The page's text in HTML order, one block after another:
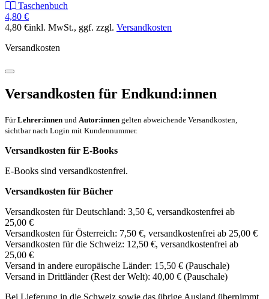
Taschenbuch
4,80 €
4,80 €inkl. MwSt., ggf. zzgl. Versandkosten
Versandkosten
Versandkosten für Endkund:innen
FürLehrer:innen und Autor:innen gelten abweichende Versandkosten,
sichtbar nach Login mit Kundennummer.
Versandkosten für E-Books
E-Books sind versandkostenfrei.
Versandkosten für Bücher
Versandkosten für Deutschland: 3,50 €, versandkostenfrei ab
25,00 €
Versandkosten für Österreich: 7,50 €, versandkostenfrei ab 25,00 €
Versandkosten für die Schweiz: 12,50 €, versandkostenfrei ab
25,00 €
Versand in andere europäische Länder: 15,50 € (Pauschale)
Versand in Drittländer (Rest der Welt): 40,00 € (Pauschale)